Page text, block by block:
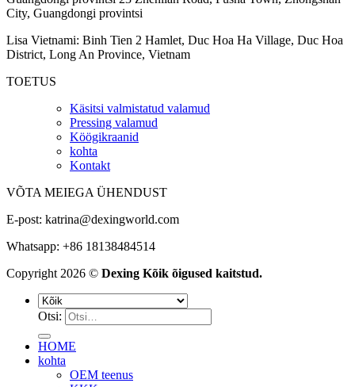
City, Guangdongi provintsi
Lisa Vietnami: Binh Tien 2 Hamlet, Duc Hoa Ha Village, Duc Hoa
District, Long An Province, Vietnam
TOETUS
Käsitsi valmistatud valamud
Pressing valamud
Köögikraanid
kohta
Kontakt
VÕTA MEIEGA ÜHENDUST
E-post: katrina@dexingworld.com
Whatsapp: +86 18138484514
Copyright 2026 © Dexing Kõik õigused kaitstud.
Otsi:
HOME
kohta
OEM teenus